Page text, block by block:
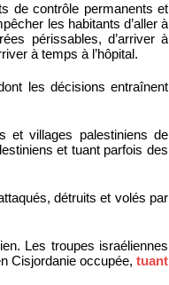
de contrôle permanents et
les habitants d’aller à
périssables, d’arriver à
à temps à l’hôpital.
les décisions entraînent
et villages palestiniens de
et tuant parfois des
détruits et volés par
Les troupes israéliennes
Cisjordanie occupée,tuant